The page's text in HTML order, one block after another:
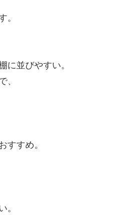
。
に並びやすい。
、
すすめ。
。